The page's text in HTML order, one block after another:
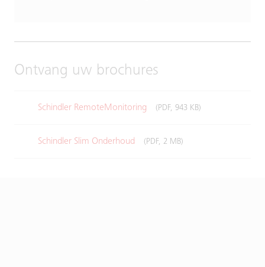
Ontvang uw brochures
Schindler RemoteMonitoring (PDF, 943 KB)
Schindler Slim Onderhoud (PDF, 2 MB)